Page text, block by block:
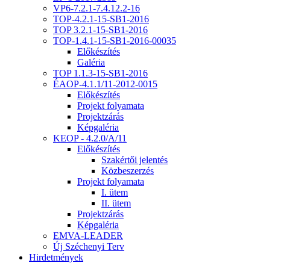
VP6-7.2.1-7.4.12.2-16
TOP-4.2.1-15-SB1-2016
TOP 3.2.1-15-SB1-2016
TOP-1.4.1-15-SB1-2016-00035
Előkészítés
Galéria
TOP 1.1.3-15-SB1-2016
ÉAOP-4.1.1/11-2012-0015
Előkészítés
Projekt folyamata
Projektzárás
Képgaléria
KEOP - 4.2.0/A/11
Előkészítés
Szakértői jelentés
Közbeszerzés
Projekt folyamata
I. ütem
II. ütem
Projektzárás
Képgaléria
EMVA-LEADER
Új Széchenyi Terv
Hirdetmények